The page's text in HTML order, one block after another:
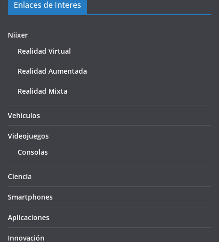
Enlaces de Interes
Niixer
Realidad Virtual
Realidad Aumentada
Realidad Mixta
Vehículos
Videojuegos
Consolas
Ciencia
Smartphones
Aplicaciones
Innovación